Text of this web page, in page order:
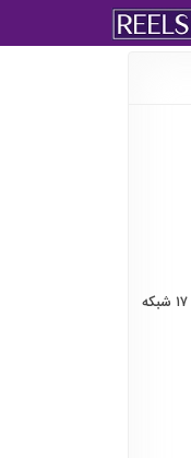
رضا محمدي بنيانگذار متد ري السدر برنامه مثبت ۱۷ شبكه